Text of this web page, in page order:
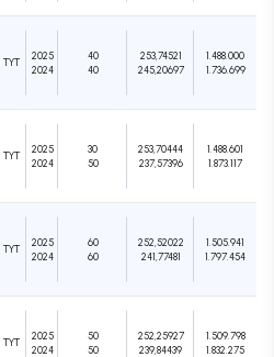
TYT
2025
2024
40
40
253,74521
245,20697
1.488.000
1.736.699
TYT
2025
2024
30
50
253,70444
237,57396
1.488.601
1.873.117
TYT
2025
2024
60
60
252,52022
241,77481
1.505.941
1.797.454
TYT
2025
2024
50
50
252,25927
239,84439
1.509.798
1.832.275